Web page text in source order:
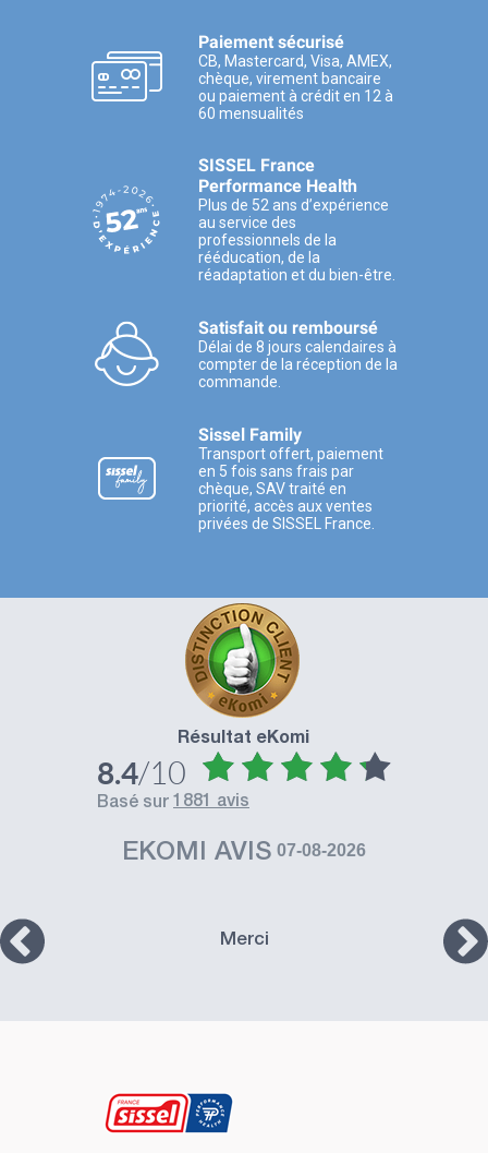
Paiement sécurisé
CB, Mastercard, Visa, AMEX,
chèque, virement bancaire
ou paiement à crédit en 12 à
60 mensualités
SISSEL France
Performance Health
Plus de 52 ans d’expérience
au service des
professionnels de la
rééducation, de la
réadaptation et du bien-être.
Satisfait ou remboursé
Délai de 8 jours calendaires à
compter de la réception de la
commande.
Sissel Family
Transport offert, paiement
en 5 fois sans frais par
chèque, SAV traité en
priorité, accès aux ventes
privées de SISSEL France.
Résultat eKomi
8.4/10
basé sur 1881 avis
EKOMI AVIS 07-08-2026
Merci